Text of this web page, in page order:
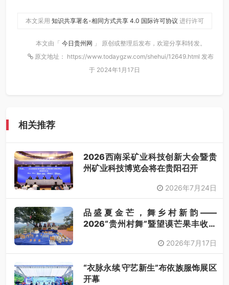
本文采用 知识共享署名-相同方式共享 4.0 国际许可协议 进行许可
本文由「 今日贵州网 」 原创或整理后发布，欢迎分享和转发。
原文地址： https://www.todaygzw.com/shehui/12649.html 发布
于 2024年1月17日
相关推荐
2026西南采矿业科技创新大会暨贵
州矿业科技博览会将在贵阳召开
2026年7月24日
品盛夏金芒，舞乡村新韵——
2026“贵州村舞”暨望谟芒果丰收季
2026年7月17日
“衣脉永续 守艺新生”布依族服饰展区
开幕